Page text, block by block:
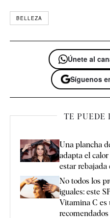
BELLEZA
Únete al
Síguenos
TE PUEDE
Una plancha
adapta el calor
estar rebajada
No todos los
iguales: este
Vitamina C es